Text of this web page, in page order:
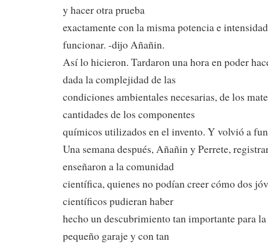
y hacer otra prueba
exactamente con la misma potencia e
funcionar. -dijo Añañin.
Así lo hicieron. Tardaron una hora en poder
dada la complejidad de las
condiciones ambientales necesarias, de los
cantidades de los componentes
químicos utilizados en el invento. Y volvió a
Una semana después, Añañin y Perrete,
enseñaron a la comunidad
científica, quienes no podían creer cómo dos
científicos pudieran haber
hecho un descubrimiento tan importante para
pequeño garaje y con tan